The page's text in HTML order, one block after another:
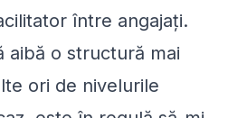
între angajaţi.
aibă o structură mai
ori de nivelurile